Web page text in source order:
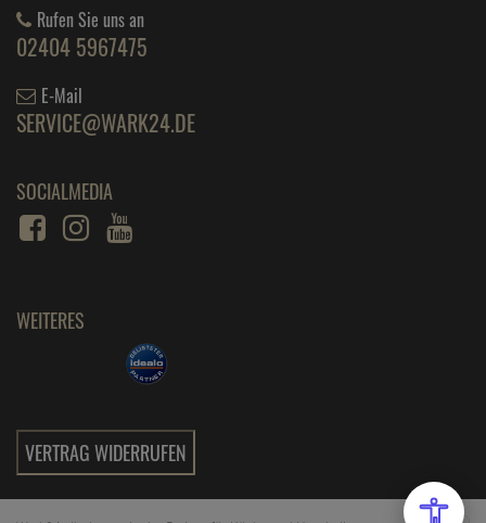
Rufen Sie uns an
02404 5967475
E-Mail
SERVICE@WARK24.DE
SOCIALMEDIA
WEITERES
VERTRAG WIDERRUFEN